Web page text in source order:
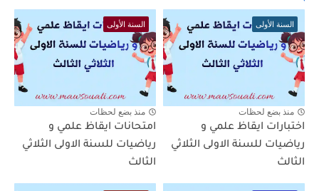
السنة الأولى
منذ بضع لحظات
اختبارات ايقاظ علمي و
رياضيات للسنة الاولى الثلاثي
الثالث
السنة الأولى
منذ بضع لحظات
امتحانات ايقاظ علمي و
رياضيات للسنة الاولى الثلاثي
الثالث